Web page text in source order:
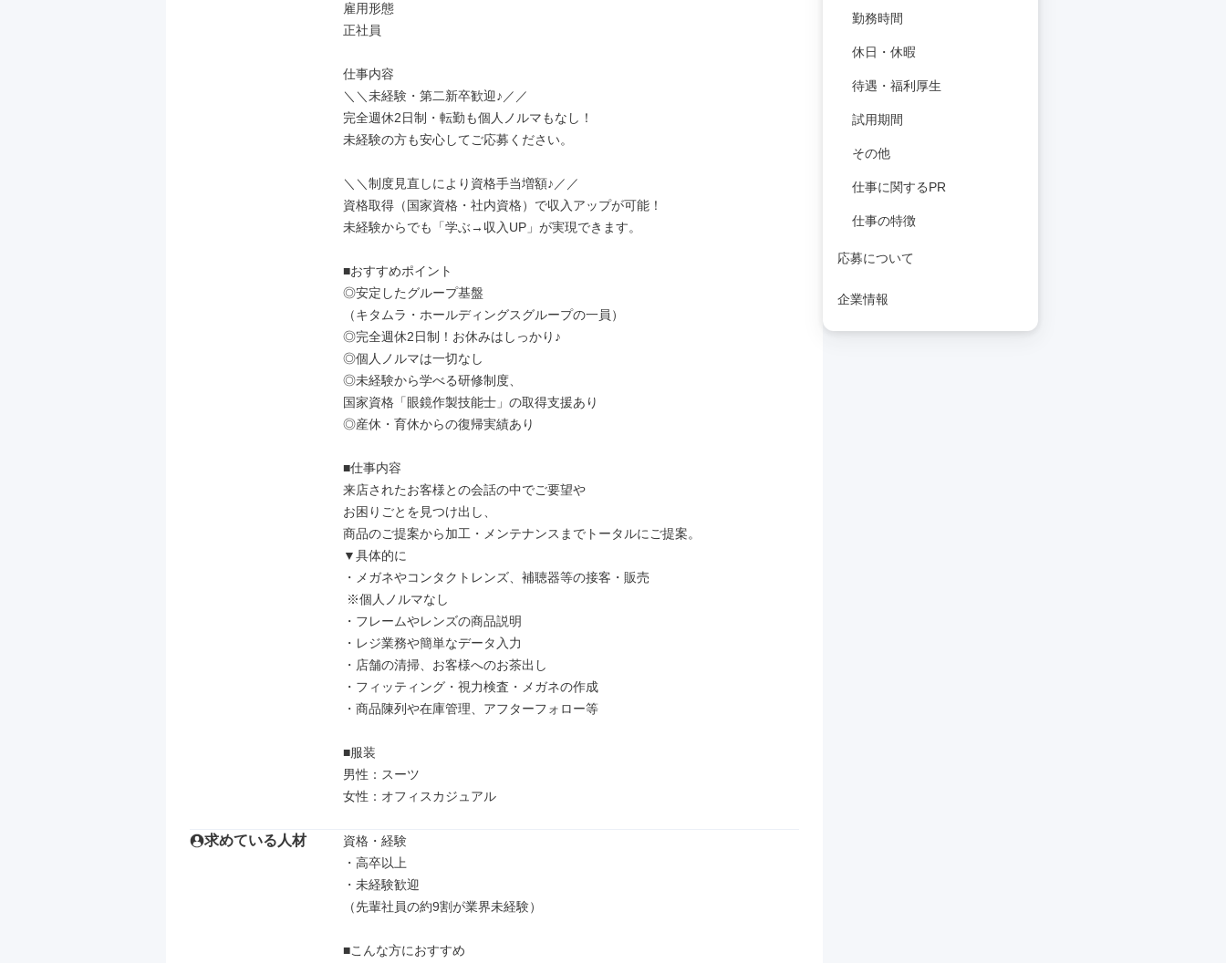
雇用形態
正社員
仕事内容
＼＼未経験・第二新卒歓迎♪／／
完全週休2日制・転勤も個人ノルマもなし！
未経験の方も安心してご応募ください。
＼＼制度見直しにより資格手当増額♪／／
資格取得（国家資格・社内資格）で収入アップが可能！
未経験からでも「学ぶ→収入UP」が実現できます。
■おすすめポイント
◎安定したグループ基盤
（キタムラ・ホールディングスグループの一員）
◎完全週休2日制！お休みはしっかり♪
◎個人ノルマは一切なし
◎未経験から学べる研修制度、
国家資格「眼鏡作製技能士」の取得支援あり
◎産休・育休からの復帰実績あり
■仕事内容
来店されたお客様との会話の中でご要望や
お困りごとを見つけ出し、
商品のご提案から加工・メンテナンスまでトータルにご提案。
▼具体的に
・メガネやコンタクトレンズ、補聴器等の接客・販売
・フレームやレンズの商品説明
・レジ業務や簡単なデータ入力
・店舗の清掃、お客様へのお茶出し
・フィッティング・視力検査・メガネの作成
・商品陳列や在庫管理、アフターフォロー等
■服装
男性：スーツ
女性：オフィスカジュアル
求めている人材
資格・経験
・高卒以上
・未経験歓迎
（先輩社員の約9割が業界未経験）
■こんな方におすすめ
勤務時間
休日・休暇
待遇・福利厚生
試用期間
その他
仕事に関するPR
仕事の特徴
応募について
企業情報